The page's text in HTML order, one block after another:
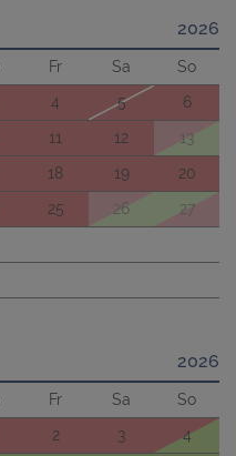
2026
Fr Sa
So
4 5
6
11 12
13
18 19
20
25 26
27
2026
Fr Sa
So
2 3
4